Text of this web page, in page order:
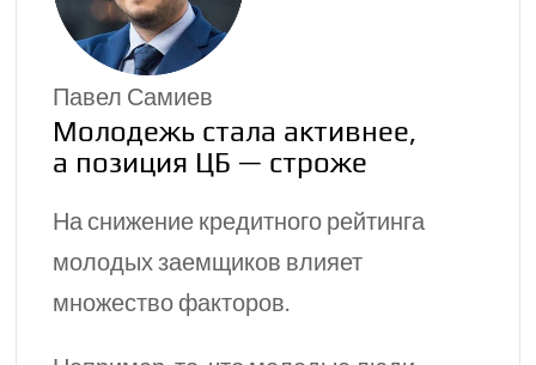
Павел Самиев
Молодежь стала активнее,
а позиция ЦБ — строже
На снижение кредитного рейтинга
молодых заемщиков влияет
множество факторов.